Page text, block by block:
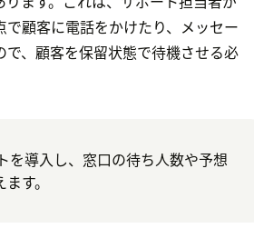
で顧客に電話をかけたり、メッセー
で、顧客を保留状態で待機させる必
を導入し、窓口の待ち人数や予想
す。